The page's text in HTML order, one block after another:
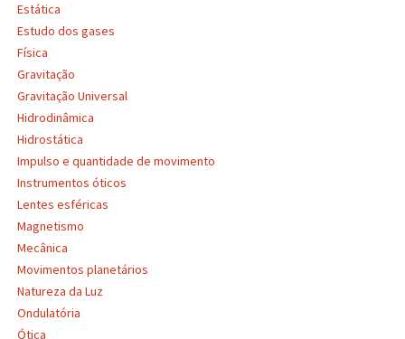
Estática
Estudo dos gases
Física
Gravitação
Gravitação Universal
Hidrodinâmica
Hidrostática
Impulso e quantidade de movimento
Instrumentos óticos
Lentes esféricas
Magnetismo
Mecânica
Movimentos planetários
Natureza da Luz
Ondulatória
Ótica